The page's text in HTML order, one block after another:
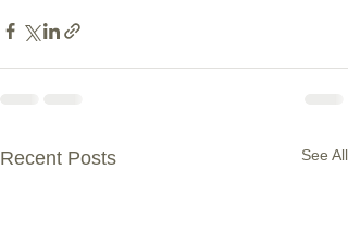
Recent Posts See All